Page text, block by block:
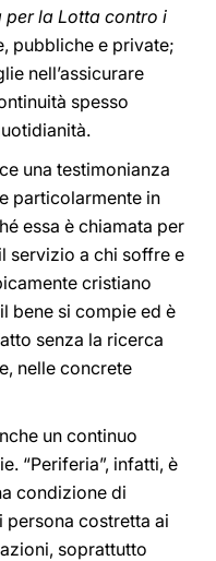
per la Lotta contro i
pubbliche e private;
nell’assicurare
spesso
una testimonianza
particolarmente in
essa è chiamata per
servizio a chi soffre e
cristiano
bene si compie ed è
senza la ricerca
nelle concrete
un continuo
“Periferia”, infatti, è
condizione di
costretta ai
soprattutto